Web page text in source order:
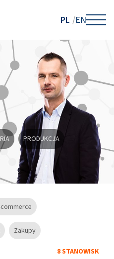
PL EN
PRODUKCJA
Zakupy
8 STANOWISK